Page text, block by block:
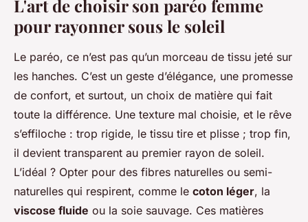
L'art de choisir son paréo femme
pour rayonner sous le soleil
Le paréo, ce n’est pas qu’un morceau de tissu jeté sur
les hanches. C’est un geste d’élégance, une promesse
de confort, et surtout, un choix de matière qui fait
toute la différence. Une texture mal choisie, et le rêve
s’effiloche : trop rigide, le tissu tire et plisse ; trop fin,
il devient transparent au premier rayon de soleil.
L’idéal ? Opter pour des fibres naturelles ou semi-
naturelles qui respirent, comme le coton léger, la
viscose fluide ou la soie sauvage. Ces matières